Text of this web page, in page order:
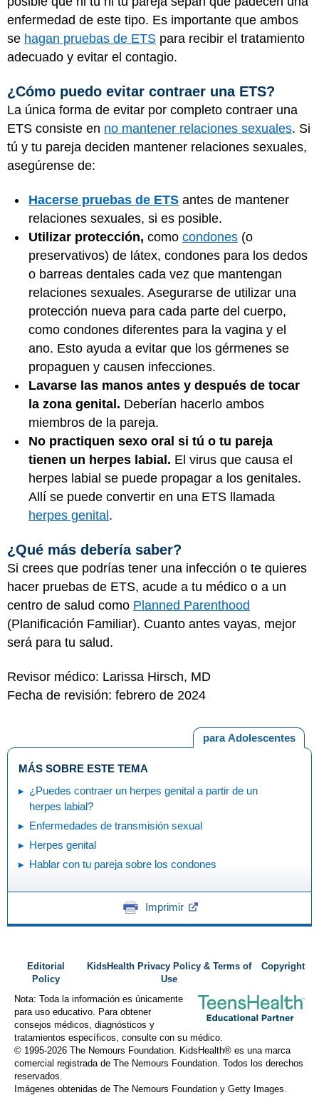
enfermedad de este tipo. Es importante que ambos
se hagan pruebas de ETS para recibir el tratamiento
adecuado y evitar el contagio.
¿Cómo puedo evitar contraer una ETS?
La única forma de evitar por completo contraer una
ETS consiste en no mantener relaciones sexuales. Si
tú y tu pareja deciden mantener relaciones sexuales,
asegúrense de:
Hacerse pruebas de ETS antes de mantener
relaciones sexuales, si es posible.
Utilizar protección, como condones (o
preservativos) de látex, condones para los dedos
o barreas dentales cada vez que mantengan
relaciones sexuales. Asegurarse de utilizar una
protección nueva para cada parte del cuerpo,
como condones diferentes para la vagina y el
ano. Esto ayuda a evitar que los gérmenes se
propaguen y causen infecciones.
Lavarse las manos antes y después de tocar
la zona genital. Deberían hacerlo ambos
miembros de la pareja.
No practiquen sexo oral si tú o tu pareja
tienen un herpes labial. El virus que causa el
herpes labial se puede propagar a los genitales.
Allí se puede convertir en una ETS llamada
herpes genital .
¿Qué más debería saber?
Si crees que podrías tener una infección o te quieres
hacer pruebas de ETS, acude a tu médico o a un
centro de salud como Planned Parenthood
(Planificación Familiar). Cuanto antes vayas, mejor
será para tu salud.
Revisor médico: Larissa Hirsch, MD
Fecha de revisión: febrero de 2024
para Adolescentes
MÁS SOBRE ESTE TEMA
¿Puedes contraer un herpes genital a partir de un
herpes labial?
Enfermedades de transmisión sexual
Herpes genital
Hablar con tu pareja sobre los condones
Imprimir
Editorial
Policy
KidsHealth Privacy Policy & Terms of
Use
Copyright
Nota: Toda la información es únicamente
para uso educativo. Para obtener
consejos médicos, diagnósticos y
tratamientos específicos, consulte con su médico.
© 1995-2026 The Nemours Foundation. KidsHealth® es una marca
comercial registrada de The Nemours Foundation. Todos los derechos
reservados.
Imágenes obtenidas de The Nemours Foundation y Getty Images.